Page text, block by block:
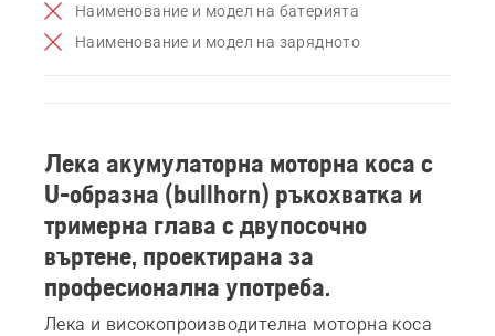
Наименование и модел на батерията
Наименование и модел на зарядното
Лека акумулаторна моторна коса с
U-образна (bullhorn) ръкохватка и
тримерна глава с двупосочно
въртене, проектирана за
професионална употреба.
Лека и високопроизводителна моторна коса